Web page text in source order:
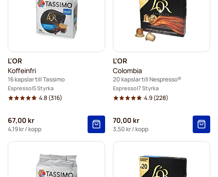
L'OR
Koffeinfri
16 kapslar till Tassimo
Espresso 5 Styrka
4.8(316)
67,00 kr
4,19 kr/ kopp
L'OR
Colombia
20 kapslar till Nespresso®
Espresso 7 Styrka
4.9(228)
70,00 kr
3,50 kr/ kopp